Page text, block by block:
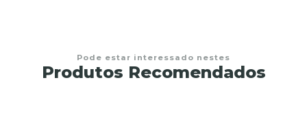
Pode estar interessado nestes
Produtos Recomendados